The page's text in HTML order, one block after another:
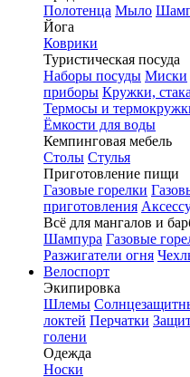
Полотенца Мыло
Йога
Коврики
Туристическая посуда
Наборы посуды Миски
приборы Кружки,
Термосы и
Ёмкости для воды
Кемпинговая мебель
Столы Стулья
Приготовление пищи
Газовые горелки
приготовления
Всё для мангалов и
Шампура Газовые
Разжигатели огня
Велоспорт
Экипировка
Шлемы
локтей Перчатки
голени
Одежда
Носки